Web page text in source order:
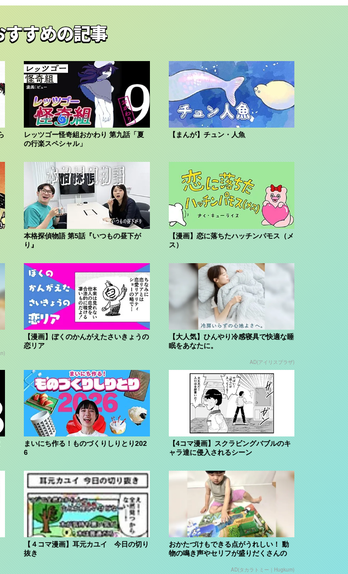
すめの記事
レッツゴー怪奇組おかわり 第九話「夏
の行楽スペシャル」
【まんが】チュン・人魚
本格探偵物語 第5話『いつもの昼下が
り』
【漫画】恋に落ちたハッチンパモス（メ
ス）
【漫画】ぼくのかんがえたさいきょうの
恋リア
【大人気】ひんやり冷感寝具で快適な睡
眠をあなたに。
AD(アイリスプラザ)
まいにち作る！ものづくりしりとり202
6
【4コマ漫画】スクラビングバブルのキ
ャラ達に侵入されるシーン
【４コマ漫画】耳元カユイ 今日の切り
抜き
おかたづけもできる点がうれしい！ 動
物の鳴き声やセリフが盛りだくさんの
「アニア ...
AD(タカラトミー｜Hugkum)